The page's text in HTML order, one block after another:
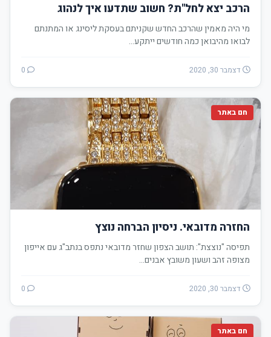
הרכב יצא לחל"ת? חשוב שתדעו איך לנהוג
מי היה מאמין שהרכב החדש שקניתם בעסקת ליסינג או המתנתם
לבואו מהיבואן כמה חודשים ייתקע…
דצמבר 30, 2020
חם באתר
החזרה מדובאי. ניסיון הברחה נוצץ
תפיסה "נוצצת": תושב הצפון שחזר מדובאי נתפס בנתב"ג עם אייפון
מצופה זהב ושעון משובץ אבנים…
דצמבר 30, 2020
חם באתר